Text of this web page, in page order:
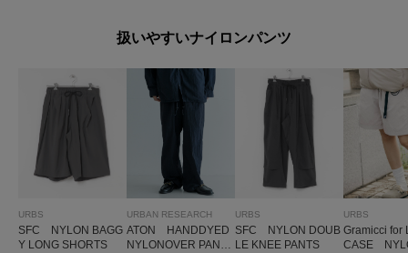
扱いやすいナイロンパンツ
URBS
SFC NYLON BAGG
Y LONG SHORTS
URBAN RESEARCH
ATON HANDDYED
NYLONOVER PANT
URBS
SFC NYLON DOUB
LE KNEE PANTS
URBS
Gramicci for
CASE